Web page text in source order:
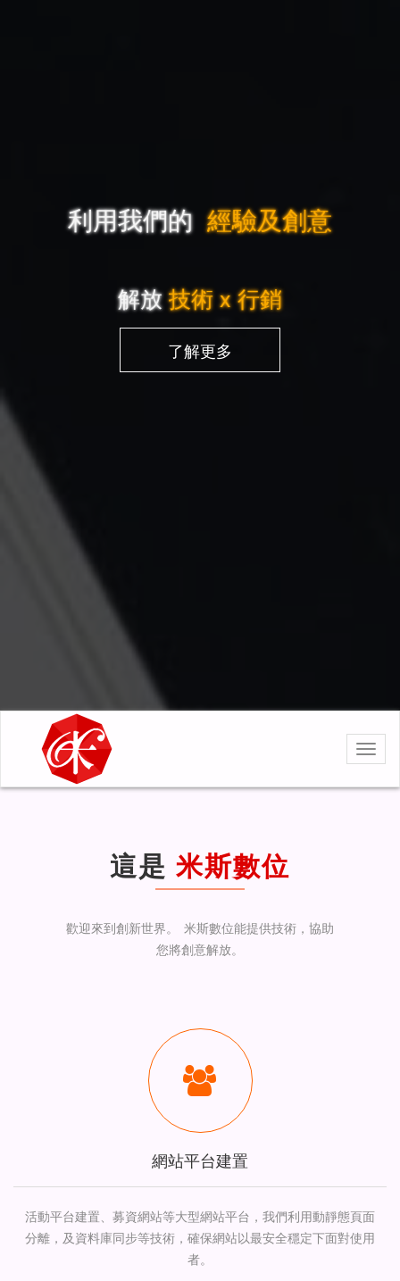
利用我們的 經驗及創意
解放技術 x 行銷
了解更多
選
單
導
這是 米斯數位
歡迎來到創新世界。 米斯數位能提供技術，協助
您將創意解放。
網站平台建置
活動平台建置、募資網站等大型網站平台，我們利用動靜態頁面
分離，及資料庫同步等技術，確保網站以最安全穩定下面對使用
者。